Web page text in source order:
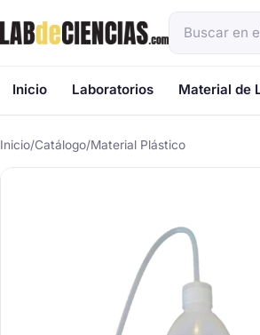
Inicio Laboratorios Material de
Inicio/Catálogo/Material Plástico